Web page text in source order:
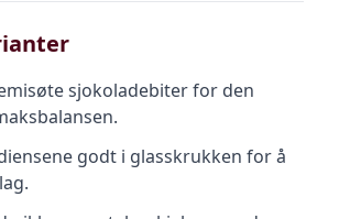
sjokoladebiter for den
godt i glasskrukken for å